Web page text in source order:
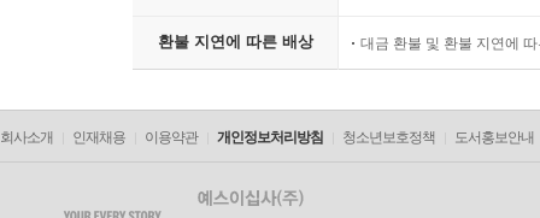
환불 지연에 따른 배상 대금 환불 및 환불 지연에
회사소개 인재채용 이용약관 개인정보처리방침 청소년보호정책 도서홍보안내